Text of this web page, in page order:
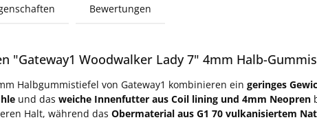
Bewertungen
"Gateway1 Woodwalker Lady 7" 4mm Halb-
Halbgummistiefel von Gateway1 kombinieren ein geringes
und das weiche Innenfutter aus Coil lining und 4mm Neopren
Halt, während das Obermaterial aus G1 70 vulkanisiertem